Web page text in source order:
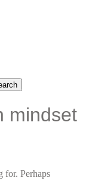
mindset
for. Perhaps